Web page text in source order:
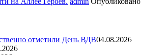
отметили День ВДВ04.08.2026